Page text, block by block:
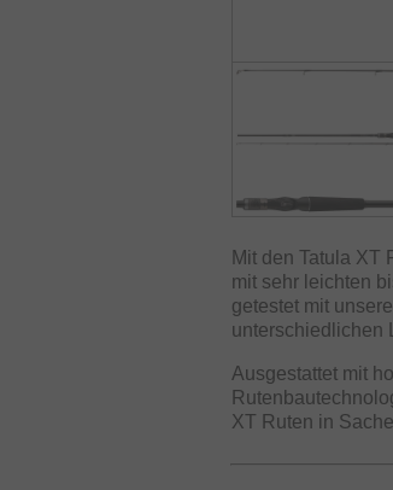
Mit den Tatula XT
mit sehr leichten
getestet mit
unterschiedlichen
Ausgestattet mit
XT Ruten in